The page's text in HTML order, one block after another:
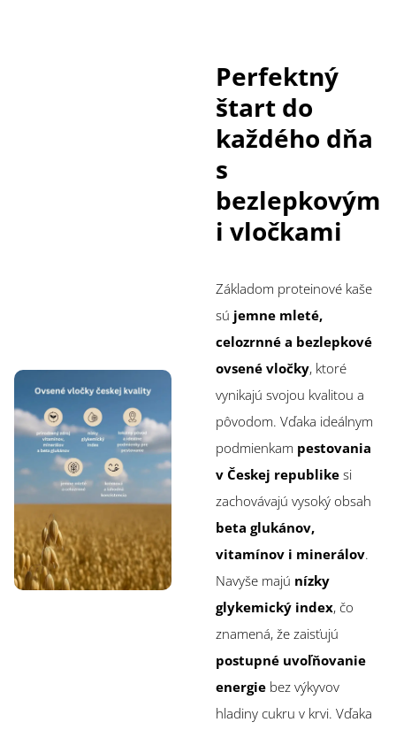
Perfektný
štart do
každého dňa
s
bezlepkovým
i vločkami
Základom proteinové kaše
sú jemne mleté,
celozrnné a bezlepkové
ovsené vločky, ktoré
vynikajú svojou kvalitou a
pôvodom. Vďaka ideálnym
podmienkam pestovania
v Českej republike si
zachovávajú vysoký obsah
beta glukánov,
vitamínov i minerálov.
Navyše majú nízky
glykemický index, čo
znamená, že zaisťujú
postupné uvoľňovanie
energie bez výkyvov
hladiny cukru v krvi. Vďaka